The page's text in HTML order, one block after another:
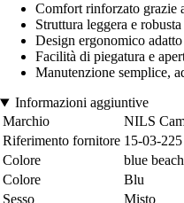
Comfort rinforzato grazie
Struttura leggera e
Design ergonomico
Facilità di piegatura e
Manutenzione semplice,
Informazioni aggiuntive
Marchio
NILS
Riferimento fornitore 15-03-225
Colore
blue beach
Colore
Blu
Sesso
Misto